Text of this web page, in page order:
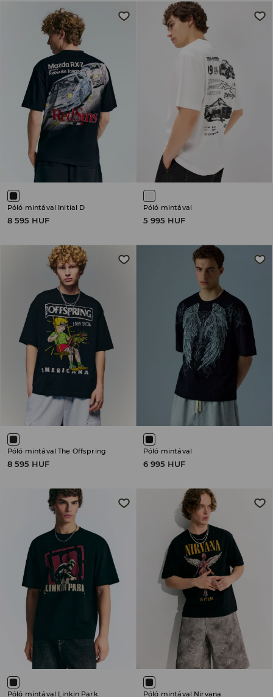
Póló mintával Initial D
8 595 HUF
Póló mintával
5 995 HUF
Póló mintával The Offspring
8 595 HUF
Póló mintával
6 995 HUF
Póló mintával Linkin Park Póló mintával Nirvana